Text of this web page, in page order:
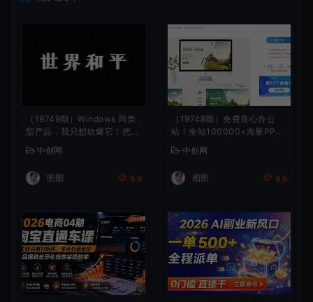
（19749期）Windows 同类
型产品，我只想吹爆它！把听
歌变成了一场沉浸式视听现
场，支持多平台歌单播放 Min
eradio
中创网
图图 9.9
（19748期）免费良心办公
站！全站100000+海量PPT
素材免费下载，每日更新，分
类清晰，免注册登录下载 爱P
PT网
中创网
图图 9.9